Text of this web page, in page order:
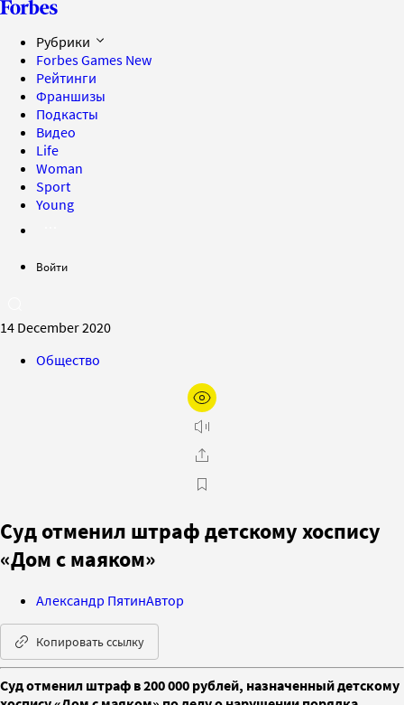
Рубрики
Forbes Games New
Рейтинги
Франшизы
Подкасты
Видео
Life
Woman
Sport
Young
Войти
14 December 2020
Общество
Суд отменил штраф детскому хоспису
«Дом с маяком»
Александр ПятинАвтор
Копировать ссылку
Суд отменил штраф в 200 000 рублей, назначенный детскому